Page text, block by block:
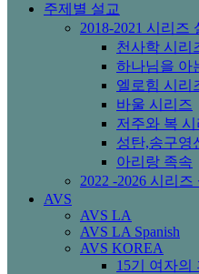
주제별 설교
2018-2021 시리즈
천사학 시리
하나님을 아
엘로힘 시리
바울 시리즈
저주와 복 시
성탄,송구영
아리랑 족속
2022 -2026 시리즈
AVS
AVS LA
AVS LA Spanish
AVS KOREA
15기 여자의